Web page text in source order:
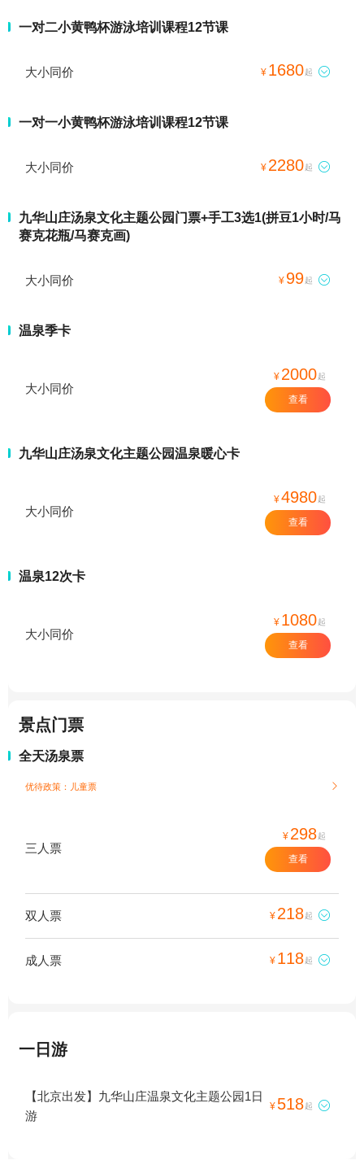
一对二小黄鸭杯游泳培训课程12节课
大小同价 ¥ 1680起 
一对一小黄鸭杯游泳培训课程12节课
大小同价 ¥ 2280起 
九华山庄汤泉文化主题公园门票+手工3选1(拼豆1小时/马
赛克花瓶/马赛克画)
大小同价 ¥ 99起 
温泉季卡
大小同价
¥ 2000起
查看
九华山庄汤泉文化主题公园温泉暖心卡
大小同价
¥4980起
查看
温泉12次卡
大小同价
¥ 1080起
查看
景点门票
全天汤泉票
优待政策：儿童票 
三人票
¥ 298起
查看
双人票 ¥ 218起 
成人票 ¥ 118起 
一日游
【北京出发】九华山庄温泉文化主题公园1日
游
¥ 518起 